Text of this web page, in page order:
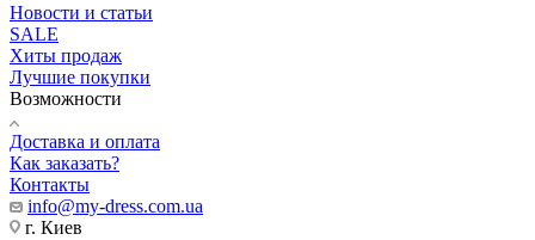
Новости и статьи
SALE
Хиты продаж
Лучшие покупки
Возможности
Доставка и оплата
Как заказать?
Контакты
info@my-dress.com.ua
г. Киев